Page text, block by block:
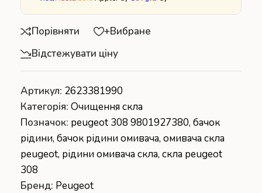
Порівняти
+Вибране
Відстежувати ціну
Артикул: 2623381990
Категорія: Очищення скла
Позначок: peugeot 308 9801927380, бачок
рідини, бачок рідини омивача, омивача скла
peugeot, рідини омивача скла, скла peugeot
308
Бренд: Peugeot